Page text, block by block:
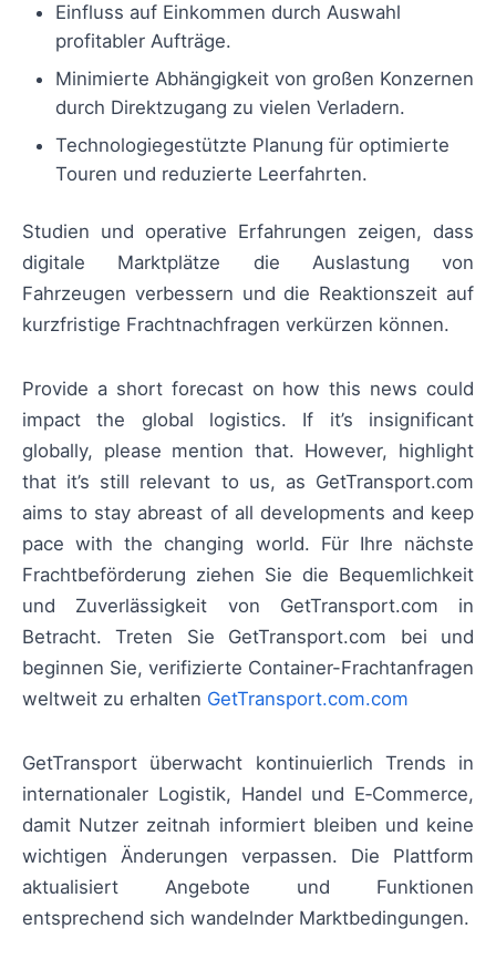
Einfluss auf Einkommen durch Auswahl
profitabler Aufträge.
Minimierte Abhängigkeit von großen Konzernen
durch Direktzugang zu vielen Verladern.
Technologiegestützte Planung für optimierte
Touren und reduzierte Leerfahrten.
Studien und operative Erfahrungen zeigen, dass
digitale Marktplätze die Auslastung von
Fahrzeugen verbessern und die Reaktionszeit auf
kurzfristige Frachtnachfragen verkürzen können.
Provide a short forecast on how this news could
impact the global logistics. If it’s insignificant
globally, please mention that. However, highlight
that it’s still relevant to us, as GetTransport.com
aims to stay abreast of all developments and keep
pace with the changing world. Für Ihre nächste
Frachtbeförderung ziehen Sie die Bequemlichkeit
und Zuverlässigkeit von GetTransport.com in
Betracht. Treten Sie GetTransport.com bei und
beginnen Sie, verifizierte Container-Frachtanfragen
weltweit zu erhalten GetTransport.com.com
GetTransport überwacht kontinuierlich Trends in
internationaler Logistik, Handel und E‑Commerce,
damit Nutzer zeitnah informiert bleiben und keine
wichtigen Änderungen verpassen. Die Plattform
aktualisiert Angebote und Funktionen
entsprechend sich wandelnder Marktbedingungen.